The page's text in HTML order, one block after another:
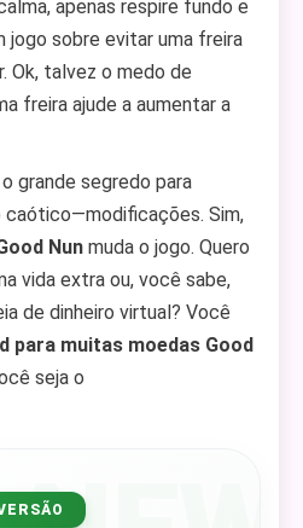
apenas respire fundo e
jogo sobre evitar uma freira
Ok, talvez o medo de
freira ajude a aumentar a
grande segredo para
caótico—modificações. Sim,
Nun muda o jogo. Quero
vida extra ou, você sabe,
de dinheiro virtual? Você
para muitas moedas Good
seja o